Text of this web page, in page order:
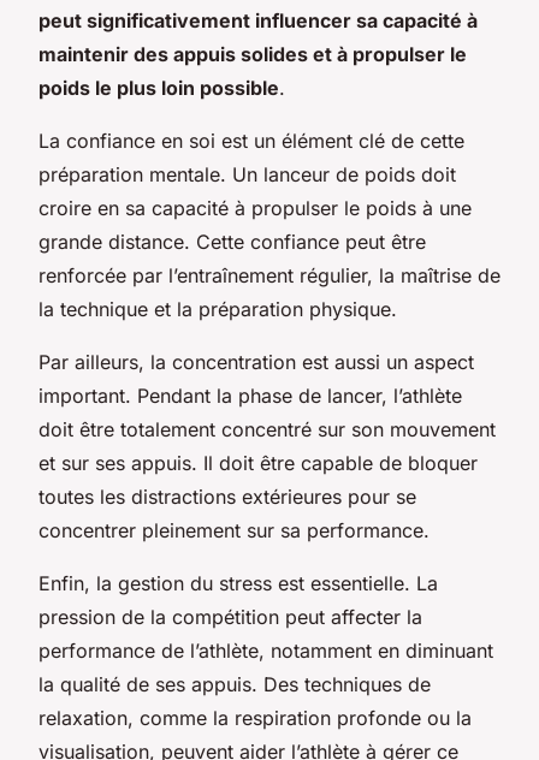
peut significativement influencer sa capacité à
maintenir des appuis solides et à propulser le
poids le plus loin possible.
La confiance en soi est un élément clé de cette
préparation mentale. Un lanceur de poids doit
croire en sa capacité à propulser le poids à une
grande distance. Cette confiance peut être
renforcée par l’entraînement régulier, la maîtrise de
la technique et la préparation physique.
Par ailleurs, la concentration est aussi un aspect
important. Pendant la phase de lancer, l’athlète
doit être totalement concentré sur son mouvement
et sur ses appuis. Il doit être capable de bloquer
toutes les distractions extérieures pour se
concentrer pleinement sur sa performance.
Enfin, la gestion du stress est essentielle. La
pression de la compétition peut affecter la
performance de l’athlète, notamment en diminuant
la qualité de ses appuis. Des techniques de
relaxation, comme la respiration profonde ou la
visualisation, peuvent aider l’athlète à gérer ce